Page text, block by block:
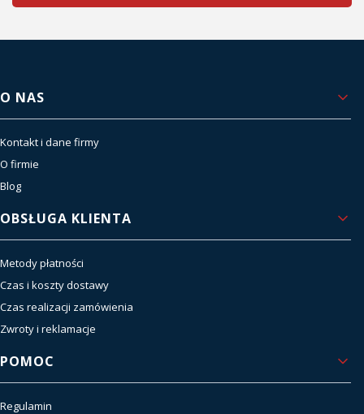
Linki w stopce
O NAS
Kontakt i dane firmy
O firmie
Blog
OBSŁUGA KLIENTA
Metody płatności
Czas i koszty dostawy
Czas realizacji zamówienia
Zwroty i reklamacje
POMOC
Regulamin